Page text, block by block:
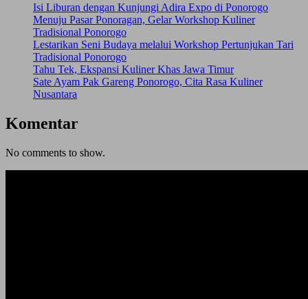
Isi Liburan dengan Kunjungi Adira Expo di Ponorogo
Menuju Pasar Ponoragan, Gelar Workshop Kuliner
Tradisional Ponorogo
Lestarikan Seni Budaya melalui Workshop Pertunjukan Tari
Tradisional Ponorogo
Tahu Tek, Ekspansi Kuliner Khas Jawa Timur
Sate Ayam Pak Gareng Ponorogo, Cita Rasa Kuliner
Nusantara
Komentar
No comments to show.